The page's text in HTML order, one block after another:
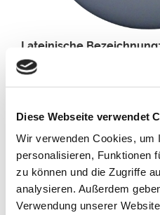
Diese Webseite verwendet
Wir verwenden Cookies, um
personalisieren, Funktionen
zu können und die Zugriffe
analysieren. Außerdem
Verwendung unserer
Lateinische Bezeichnung:
Fritillariae cirrhosae Bulbus
CHUAN BEI MU
Deutsche Bezeichnung:
Szechuan-
Englische Bezeichnung:
tendrilled fritillaria bulb